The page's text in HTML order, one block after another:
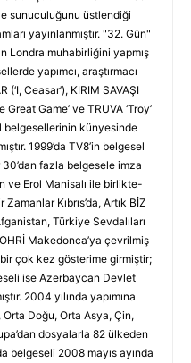
sunuculuğunu üstlendiği
yayınlanmıştır. "32. Gün"
Londra muhabirliğini yapmış
yapımcı, araştırmacı
(‘I, Ceasar’), KIRIM SAVAŞI
Great Game’ ve TRUVA ‘Troy’
künyesinde
1999’da TV8’in belgesel
fazla belgesele imza
ve Erol Manisalı ile birlikte-
Kıbrıs’da, Artık BİZ
Türkiye Sevdalıları
Makedonca’ya çevrilmiş
çok kez gösterime girmiştir;
ise Azerbaycan Devlet
2004 yılında yapımına
Orta Doğu, Orta Asya, Çin,
dosyalarla 82 ülkeden
belgeseli 2008 mayıs ayında